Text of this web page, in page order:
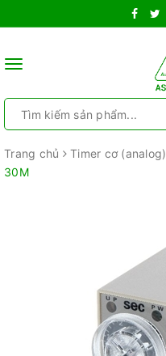
Toggle
Trang chủ Timer cơ (analog)
30M